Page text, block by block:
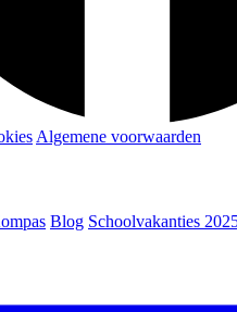
Algemene voorwaarden
Blog Schoolvakanties